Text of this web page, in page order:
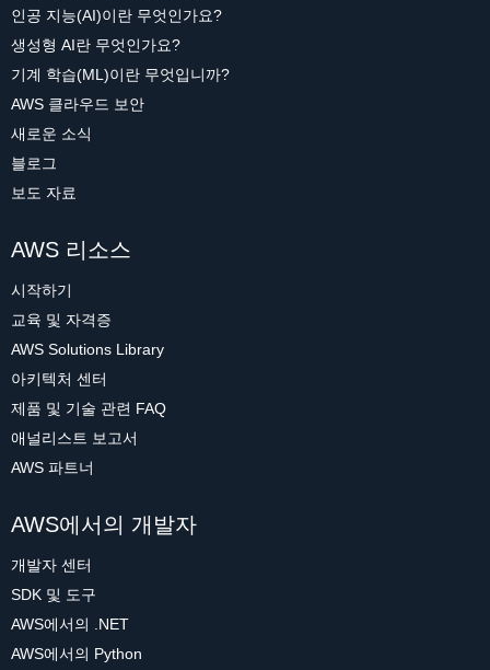
인공 지능(AI)이란 무엇인가요?
생성형 AI란 무엇인가요?
기계 학습(ML)이란 무엇입니까?
AWS 클라우드 보안
새로운 소식
블로그
보도 자료
AWS 리소스
시작하기
교육 및 자격증
AWS Solutions Library
아키텍처 센터
제품 및 기술 관련 FAQ
애널리스트 보고서
AWS 파트너
AWS에서의 개발자
개발자 센터
SDK 및 도구
AWS에서의 .NET
AWS에서의 Python